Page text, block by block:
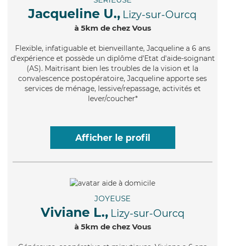
Jacqueline U., Lizy-sur-Ourcq
à 5km de chez Vous
Flexible, infatiguable et bienveillante, Jacqueline a 6 ans
d'expérience et possède un diplôme d'Etat d'aide-soignant
(AS). Maitrisant bien les troubles de la vision et la
convalescence postopératoire, Jacqueline apporte ses
services de ménage, lessive/repassage, activités et
lever/coucher*
Afficher le profil
JOYEUSE
Viviane L., Lizy-sur-Ourcq
à 5km de chez Vous